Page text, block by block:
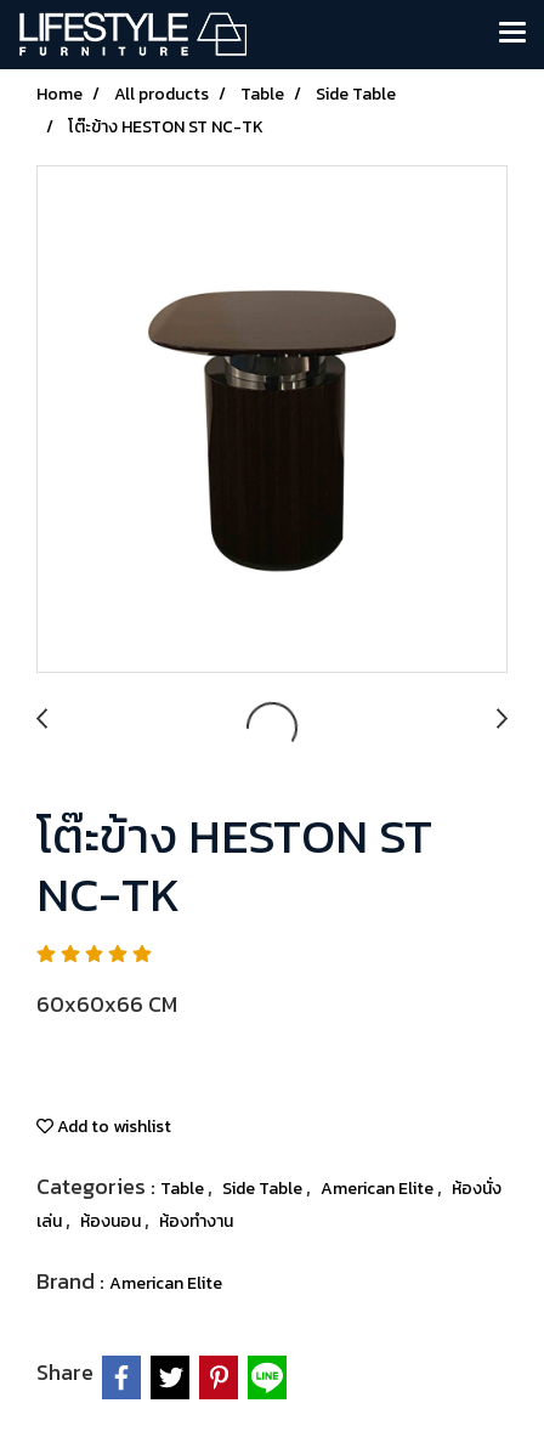
Home All products Table
Side Table
โต๊ะข้าง HESTON ST NC-TK
โต๊ะข้าง HESTON ST
NC-TK
60x60x66 CM
Add to wishlist
Categories : Table, Side Table, American Elite, ห้องนั่ง
เล่น, ห้องนอน, ห้องทำงาน
Brand : American Elite
Share